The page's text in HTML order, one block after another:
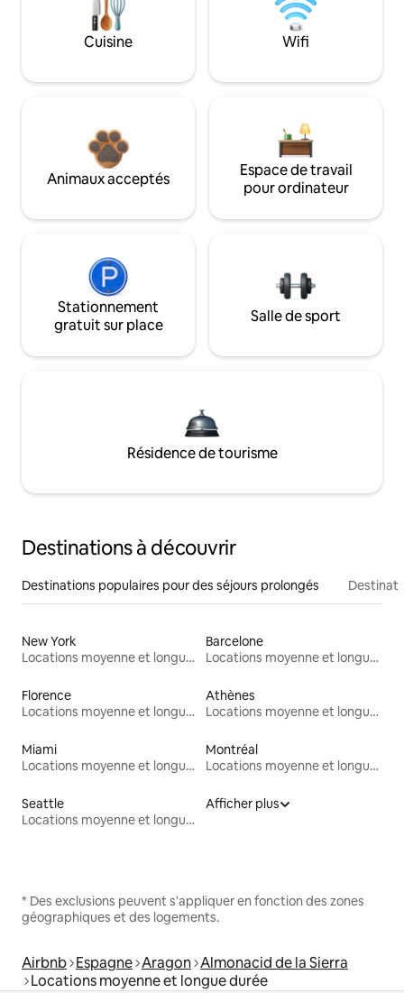
Cuisine Wifi
Animaux acceptés
Espace de travail
pour ordinateur
Stationnement
gratuit sur place
Salle de sport
Résidence de tourisme
Destinations à découvrir
Destinations populaires pour des séjours prolongés
New York
Locations moyenne et longue durée
Barcelone
Locations moyenne et longue durée
Florence
Locations moyenne et longue durée
Athènes
Locations moyenne et longue durée
Miami
Locations moyenne et longue durée
Montréal
Locations moyenne et longue durée
Seattle
Locations moyenne et longue durée
Afficher plus
* Des exclusions peuvent s'appliquer en fonction des zones
géographiques et des logements.
Airbnb Espagne Aragon Almonacid de la Sierra
Locations moyenne et longue durée